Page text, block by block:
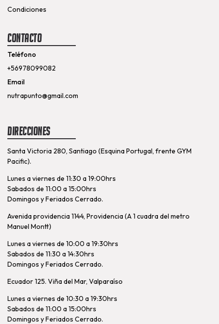
Condiciones
Contacto
Teléfono
+56978099082
Email
nutrapunto@gmail.com
Direcciones
Santa Victoria 280, Santiago (Esquina Portugal, frente GYM
Pacific).
Lunes a viernes de 11:30 a 19:00hrs
Sabados de 11:00 a 15:00hrs
Domingos y Feriados Cerrado.
Avenida providencia 1144, Providencia (A 1 cuadra del metro
Manuel Montt)
Lunes a viernes de 10:00 a 19:30hrs
Sabados de 11:30 a 14:30hrs
Domingos y Feriados Cerrado.
Ecuador 125. Viña del Mar, Valparaíso
Lunes a viernes de 10:30 a 19:30hrs
Sabados de 11:00 a 15:00hrs
Domingos y Feriados Cerrado.